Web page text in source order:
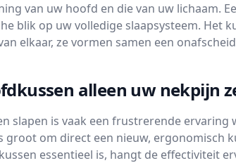
van uw hoofd en die van uw lichaam.
blik op uw volledige slaapsysteem. Het
elkaar, ze vormen samen een
alleen uw nekpijn
slapen is vaak een frustrerende
om direct een nieuw, ergonomisch
essentieel is, hangt de effectiviteit